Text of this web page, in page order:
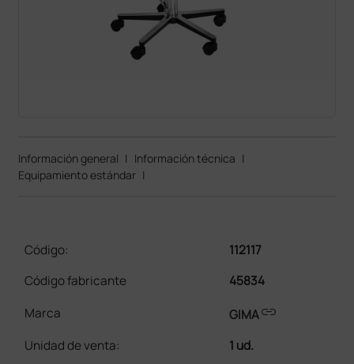
Información general | Información técnica |
Equipamiento estándar |
Código:
112117
Código fabricante
45834
Marca
GIMAlink
Unidad de venta:
1 ud.